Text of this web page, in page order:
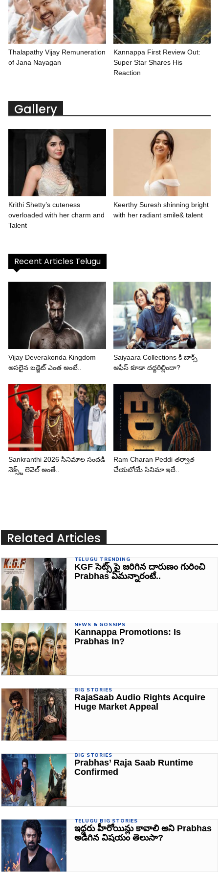
Thalapathy Vijay Remuneration
of Jana Nayagan
Kannappa First Review Out:
Super Star Shares His
Reaction
Gallery
Krithi Shetty’s cuteness
overloaded with her charm and
Talent
Keerthy Suresh shinning bright
with her radiant smile& talent
Recent Articles Telugu
Vijay Deverakonda Kingdom
అసలైన బడ్జెట్ ఎంత అంటే..
Saiyaara Collections కి బాక్స్
ఆఫీస్ కూడా దద్దరిల్లిందా?
Sankranthi 2026 సినిమాల సందడి
నెక్స్ట్ లెవెల్ అంతే..
Ram Charan Peddi తర్వాత
చేయబోయే సినిమా ఇదే..
Related Articles
TELUGU TRENDING
KGF సెట్స్ పై జరిగిన దారుణం గురించి
Prabhas ఏమన్నారంటే..
NEWS & GOSSIPS
Kannappa Promotions: Is
Prabhas In?
BIG STORIES
RajaSaab Audio Rights Acquire
Huge Market Appeal
BIG STORIES
Prabhas’ Raja Saab Runtime
Confirmed
TELUGU BIG STORIES
ఇద్దరు హీరోయిన్లు కావాలి అని Prabhas
అడిగిన విషయం తెలుసా?